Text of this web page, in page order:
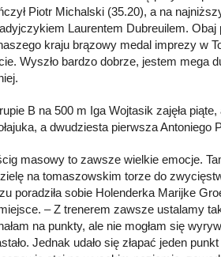
Piotr Michalski (35.20), a na
Laurentem Dubreuilem.
kraju brązowy medal imprezy w
Wyszło bardzo dobrze, jestem mega
B na 500 m Iga Wojtasik zajęła
a dwudziesta pierwsza Antoniego
masowy to zawsze wielkie emocje.
na tomaszowskim torze do
poradziła sobie Holenderka Marijke
– Z trenerem zawsze ustalamy
na punkty, ale nie mogłam się
Jednak udało się złapać jeden